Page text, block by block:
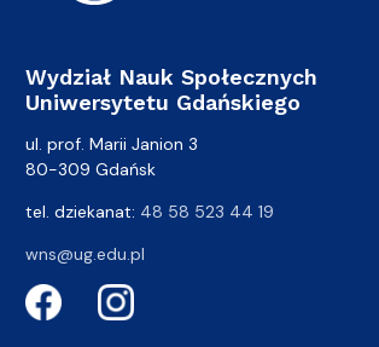
Wydział Nauk Społecznych
Uniwersytetu Gdańskiego
ul. prof. Marii Janion 3
80-309 Gdańsk
tel. dziekanat: 48 58 523 44 19
wns@ug.edu.pl